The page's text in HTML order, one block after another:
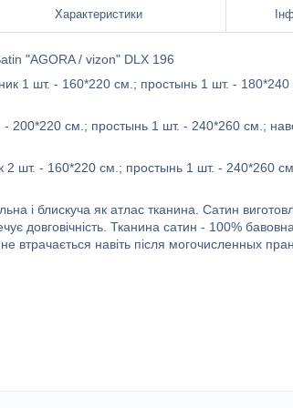
Характеристики
"AGORA / vizon" DLX 196
1 шт. - 160*220 см.; простынь 1 шт. - 180*240
- 200*220 см.; простынь 1 шт. - 240*260 см.;
2 шт. - 160*220 см.; простынь 1 шт. - 240*260
і блискуча як атлас тканина. Сатин
довговічність. Тканина сатин - 100%
не втрачається навіть після могочисленных